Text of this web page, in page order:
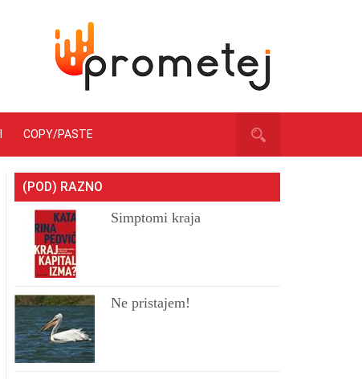
COPY/PASTE
(POD) RAZNO
Simptomi kraja
Ne pristajem!